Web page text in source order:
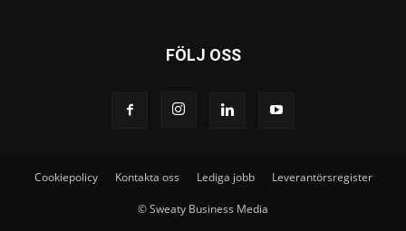
FÖLJ OSS
Cookiepolicy Kontakta oss Lediga jobb Leverantörsregister
© Sweaty Business Media